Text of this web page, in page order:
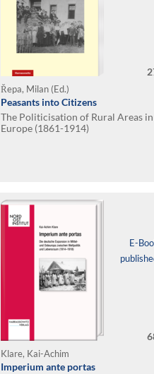
Řepa, Milan (Ed.)
Peasants into Citizens
The Politicisation of Rural Areas
Europe (1861-1914)
E-
Klare, Kai-Achim
Imperium ante portas